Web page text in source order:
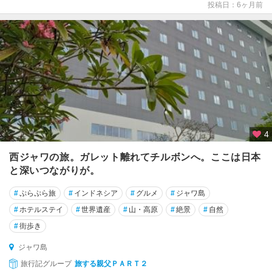
投稿日：6ヶ月前
4
西ジャワの旅。ガレット離れてチルボンへ。ここは日本
と深いつながりが。
#ぷらぷら旅 # インドネシア # グルメ # ジャワ島
#ホテルステイ #世界遺産 # 山・高原 #絶景 # 自然
#街歩き
ジャワ島
旅行記グループ 旅する親父ＰＡＲＴ２